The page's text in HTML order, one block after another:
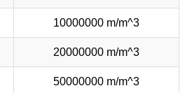
10000000 m/m^3
20000000 m/m^3
50000000 m/m^3